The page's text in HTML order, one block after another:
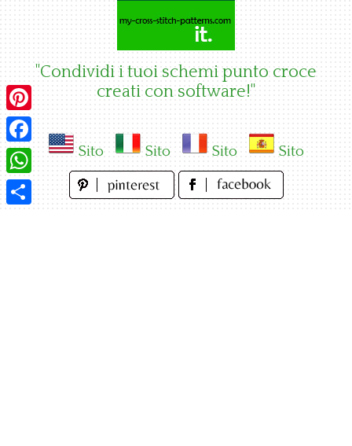
"Condividi i tuoi schemi punto croce
creati con software!"
Sito Sito Sito Sito
Pinterest
Facebook
WhatsApp